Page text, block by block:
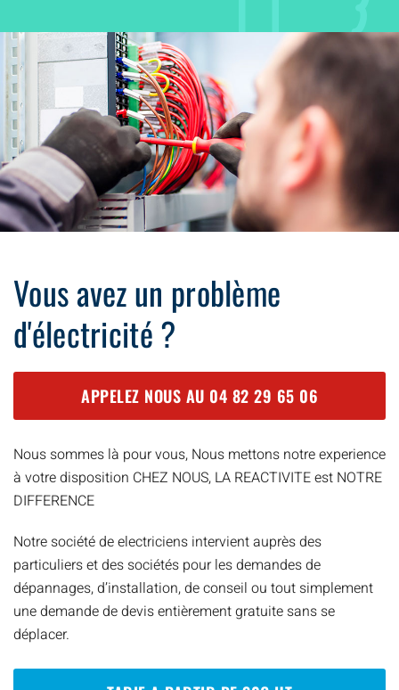
Vous avez un problème
d'électricité ?
APPELEZ NOUS AU 04 82 29 65 06
Nous sommes là pour vous, Nous mettons notre experience
à votre disposition CHEZ NOUS, LA REACTIVITE est NOTRE
DIFFERENCE
Notre société de electriciens intervient auprès des
particuliers et des sociétés pour les demandes de
dépannages, d’installation, de conseil ou tout simplement
une demande de devis entièrement gratuite sans se
déplacer.